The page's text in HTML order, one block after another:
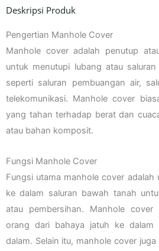
Deskripsi Produk
Pengertian Manhole Cover
Manhole cover adalah penutup
untuk menutupi lubang atau
seperti saluran pembuangan air,
telekomunikasi. Manhole cover
yang tahan terhadap berat dan
atau bahan komposit.
Fungsi Manhole Cover
Fungsi utama manhole cover adalah
ke dalam saluran bawah tanah
atau pembersihan. Manhole
orang dari bahaya jatuh ke dalam
dalam. Selain itu, manhole cover